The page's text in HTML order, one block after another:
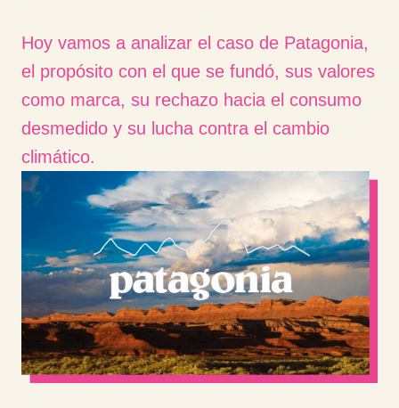
Hoy vamos a analizar el caso de Patagonia,
el propósito con el que se fundó, sus valores
como marca, su rechazo hacia el consumo
desmedido y su lucha contra el cambio
climático.